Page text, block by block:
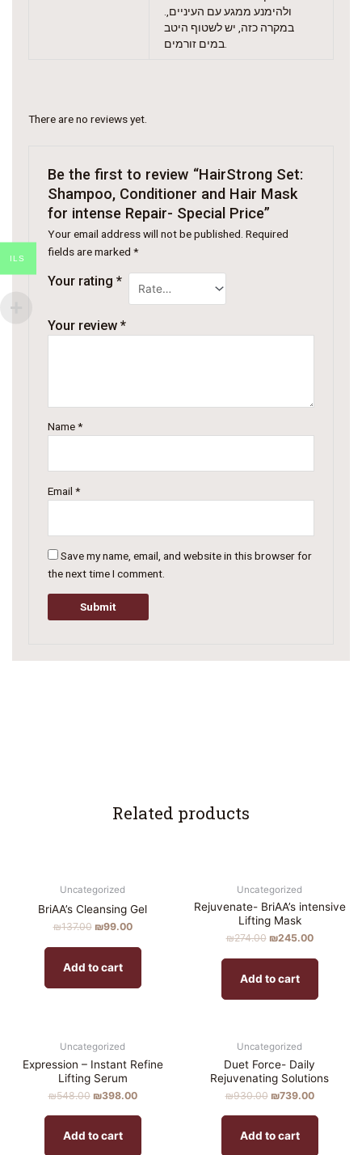
ולהימנע ממגע עם העיניים,.
במקרה כזה, יש לשטוף היטב
במים זורמים.
There are no reviews yet.
Be the first to review “HairStrong Set:
Shampoo, Conditioner and Hair Mask
for intense Repair- Special Price”
Your email address will not be published. Required
fields are marked *
Your rating *
Your review *
Name*
Email *
Save my name, email, and website in this browser for
the next time I comment.
Related products
Uncategorized
BriAA’s Cleansing Gel
₪137.00 ₪99.00
Add to cart
Uncategorized
Rejuvenate- BriAA’s intensive
Lifting Mask
₪274.00 ₪245.00
Add to cart
Uncategorized
Expression – Instant Refine
Lifting Serum
₪548.00 ₪398.00
Add to cart
Uncategorized
Duet Force- Daily
Rejuvenating Solutions
₪930.00 ₪739.00
Add to cart
ILS